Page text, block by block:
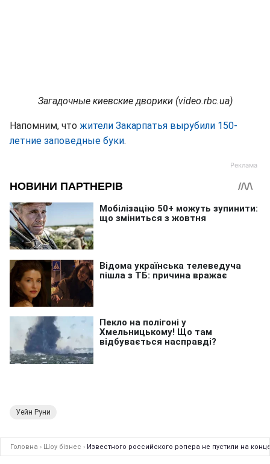
Загадочные киевские дворики (video.rbc.ua)
Напомним, что жители Закарпатья вырубили 150-
летние заповедные буки.
Уейн Руни
Головна › Шоу бізнес › Известного российского рэпера не пустили на